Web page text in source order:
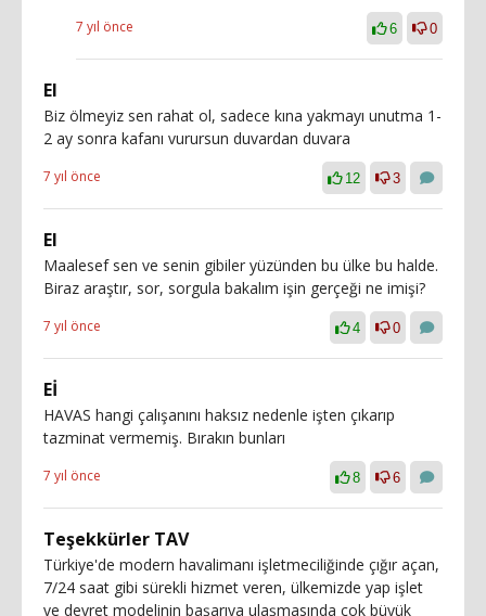
7 yıl önce 6 0
EI
Biz ölmeyiz sen rahat ol, sadece kına yakmayı unutma 1-
2 ay sonra kafanı vurursun duvardan duvara
7 yıl önce 12 3
EI
Maalesef sen ve senin gibiler yüzünden bu ülke bu halde.
Biraz araştır, sor, sorgula bakalım işin gerçeği ne imişi?
7 yıl önce 4 0
Eİ
HAVAS hangi çalışanını haksız nedenle işten çıkarıp
tazminat vermemiş. Bırakın bunları
7 yıl önce 8 6
Teşekkürler TAV
Türkiye'de modern havalimanı işletmeciliğinde çığır açan,
7/24 saat gibi sürekli hizmet veren, ülkemizde yap işlet
ve devret modelinin başarıya ulaşmasında çok büyük